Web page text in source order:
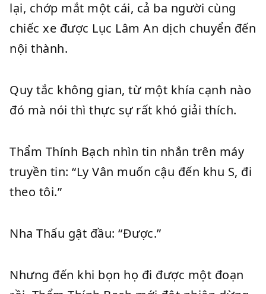
lại, chớp mắt một cái, cả ba người cùng
chiếc xe được Lục Lâm An dịch chuyển đến
nội thành.
Quy tắc không gian, từ một khía cạnh nào
đó mà nói thì thực sự rất khó giải thích.
Thẩm Thính Bạch nhìn tin nhắn trên máy
truyền tin: “Ly Vân muốn cậu đến khu S, đi
theo tôi.”
Nha Thấu gật đầu: “Được.”
Nhưng đến khi bọn họ đi được một đoạn